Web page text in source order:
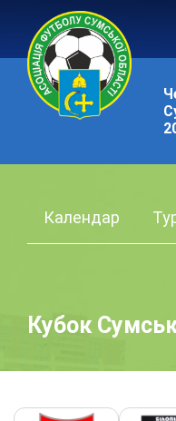
Календар
Кубок